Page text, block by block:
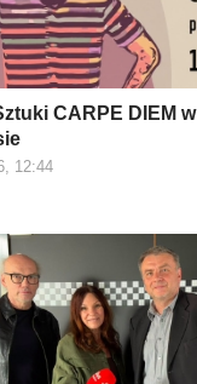
CARPE DIEM w
12:44